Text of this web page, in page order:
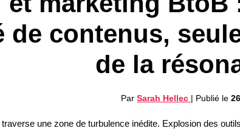
de contenus,
de la
ParSarah Hellec | Publié le
une zone de turbulence inédite. Explosion des